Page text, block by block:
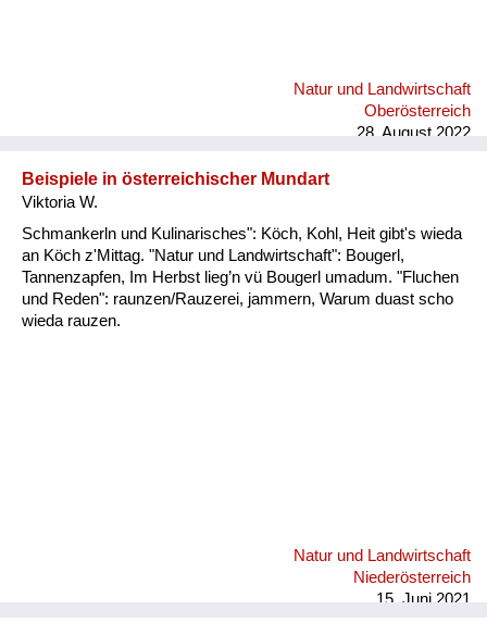
Natur und Landwirtschaft
Oberösterreich
28. August 2022
Beispiele in österreichischer Mundart
Viktoria W.
Schmankerln und Kulinarisches": Köch, Kohl, Heit gibt's wieda
an Köch z'Mittag. "Natur und Landwirtschaft": Bougerl,
Tannenzapfen, Im Herbst lieg’n vü Bougerl umadum. "Fluchen
und Reden": raunzen/Rauzerei, jammern, Warum duast scho
wieda rauzen.
Natur und Landwirtschaft
Niederösterreich
15. Juni 2021